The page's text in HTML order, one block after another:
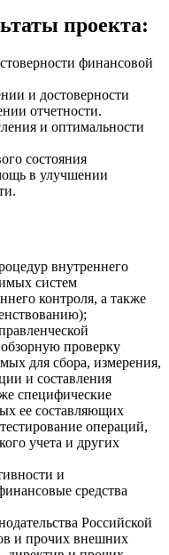
проекта:
финансовой
и достоверности
отчетности.
и оптимальности
состояния
в улучшении
внутреннего
систем
контроля, а также
проверку
для сбора, измерения,
и составления
специфические
ее составляющих
операций,
учета и других
и
средства
Российской
и прочих внешних